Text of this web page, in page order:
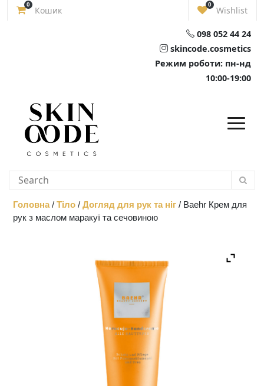
Skip
0
Кошик
0
Wishlist
098 052 44 24
skincode.cosmetics
Режим роботи: пн-нд
10:00-19:00
Головна/ Тіло / Догляд для рук та ніг / Baehr Крем для
рук з маслом маракуї та сечовиною